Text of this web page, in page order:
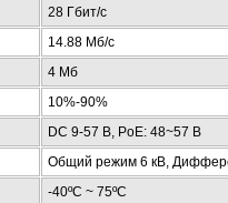
28 Гбит/с
14.88 Мб/с
4 Mб
10%-90%
DC 9-57 В, PoE: 48~57 В
Общий режим 6 кВ,
-40ºС ~ 75ºС